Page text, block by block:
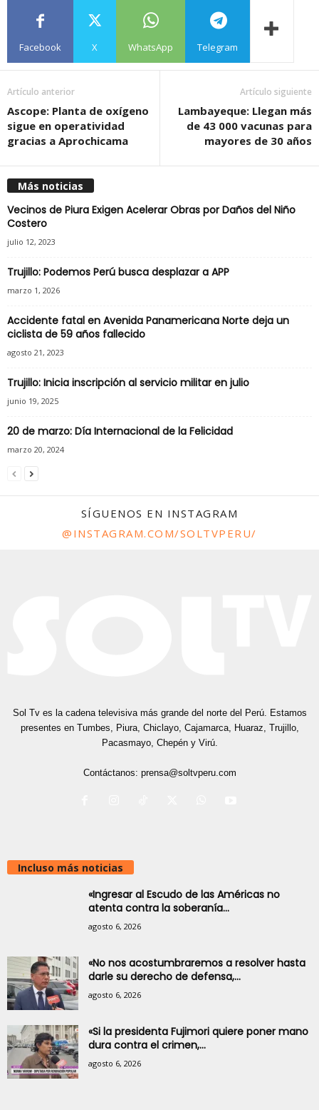
Facebook X WhatsApp Telegram
Artículo anterior
Ascope: Planta de oxígeno
sigue en operatividad
gracias a Aprochicama
Artículo siguiente
Lambayeque: Llegan más
de 43 000 vacunas para
mayores de 30 años
Más noticias
Vecinos de Piura Exigen Acelerar Obras por Daños del Niño
Costero
julio 12, 2023
Trujillo: Podemos Perú busca desplazar a APP
marzo 1, 2026
Accidente fatal en Avenida Panamericana Norte deja un
ciclista de 59 años fallecido
agosto 21, 2023
Trujillo: Inicia inscripción al servicio militar en julio
junio 19, 2025
20 de marzo: Día Internacional de la Felicidad
marzo 20, 2024
SÍGUENOS EN INSTAGRAM
@INSTAGRAM.COM/SOLTVPERU/
Sol Tv es la cadena televisiva más grande del norte del Perú. Estamos
presentes en Tumbes, Piura, Chiclayo, Cajamarca, Huaraz, Trujillo,
Pacasmayo, Chepén y Virú.
Contáctanos: prensa@soltvperu.com
Incluso más noticias
«Ingresar al Escudo de las Américas no
atenta contra la soberanía...
agosto 6, 2026
«No nos acostumbraremos a resolver hasta
darle su derecho de defensa,...
agosto 6, 2026
«Si la presidenta Fujimori quiere poner mano
dura contra el crimen,...
agosto 6, 2026